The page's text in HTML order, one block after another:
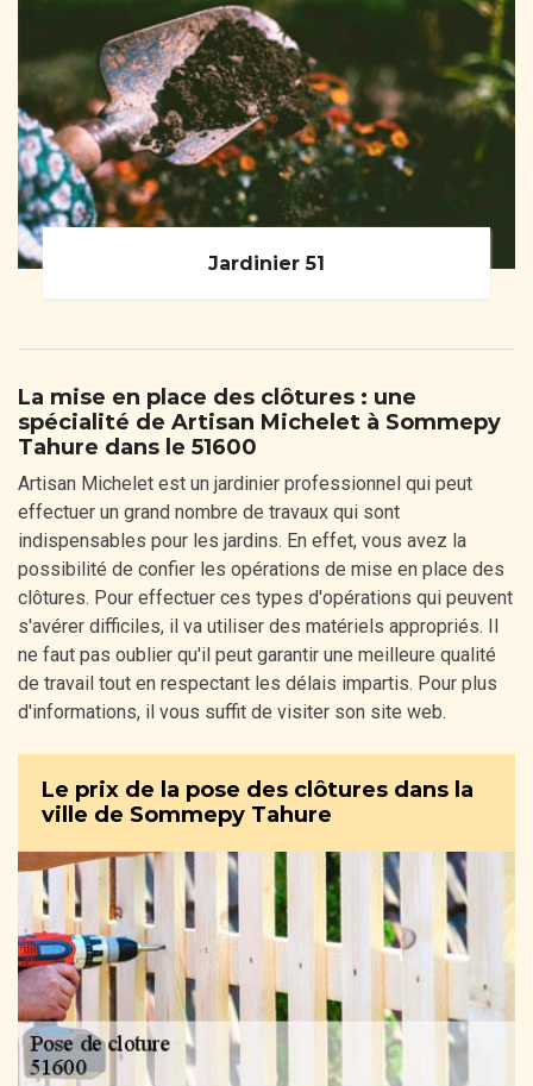
Jardinier 51
La mise en place des clôtures : une
spécialité de Artisan Michelet à Sommepy
Tahure dans le 51600
Artisan Michelet est un jardinier professionnel qui peut
effectuer un grand nombre de travaux qui sont
indispensables pour les jardins. En effet, vous avez la
possibilité de confier les opérations de mise en place des
clôtures. Pour effectuer ces types d'opérations qui peuvent
s'avérer difficiles, il va utiliser des matériels appropriés. Il
ne faut pas oublier qu'il peut garantir une meilleure qualité
de travail tout en respectant les délais impartis. Pour plus
d'informations, il vous suffit de visiter son site web.
Le prix de la pose des clôtures dans la
ville de Sommepy Tahure